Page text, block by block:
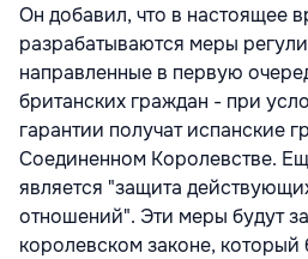
Он добавил, что в настоящее
разрабатываются меры
направленные в первую
британских граждан - при
гарантии получат испанские
Соединенном Королевстве.
является "защита
отношений". Эти меры будут
королевском законе, который